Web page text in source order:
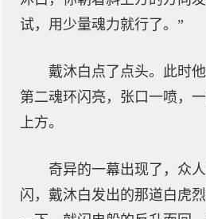
试，用少量魂力就行了。”
戴沐白点了点头。此时
第二魂环闪亮，张口一喷，
上方。
奇异的一幕出现了，众
闪，戴沐白发出的那道白虎